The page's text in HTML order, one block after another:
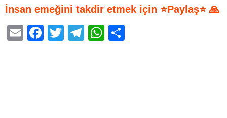
İnsan emeğini takdir etmek için ⭐Paylaş⭐ 🙏
E
F
T
T
W